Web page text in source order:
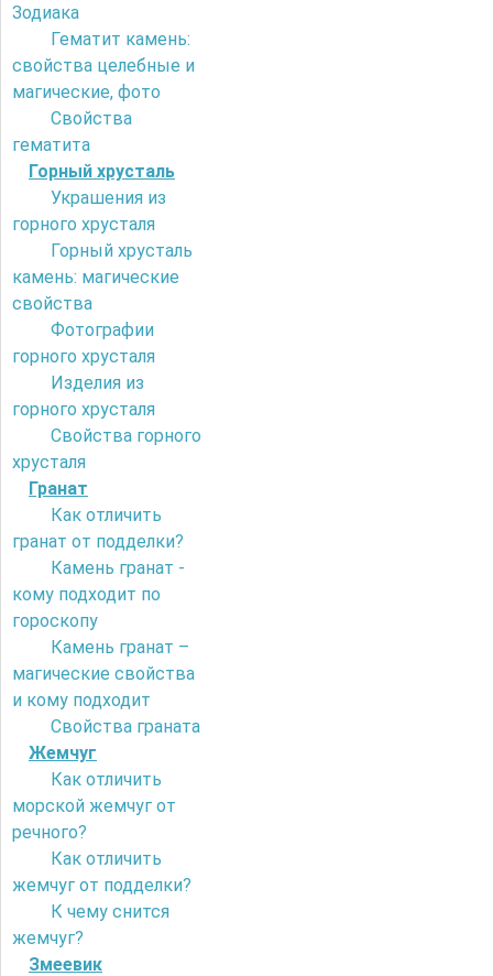
Зодиака
Гематит камень:
свойства целебные и
магические, фото
Свойства
гематита
Горный хрусталь
Украшения из
горного хрусталя
Горный хрусталь
камень: магические
свойства
Фотографии
горного хрусталя
Изделия из
горного хрусталя
Свойства горного
хрусталя
Гранат
Как отличить
гранат от подделки?
Камень гранат -
кому подходит по
гороскопу
Камень гранат –
магические свойства
и кому подходит
Свойства граната
Жемчуг
Как отличить
морской жемчуг от
речного?
Как отличить
жемчуг от подделки?
К чему снится
жемчуг?
Змеевик